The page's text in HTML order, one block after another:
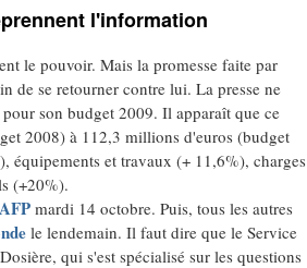
l'information
le pouvoir. Mais la promesse faite par
de se retourner contre lui. La presse ne
son budget 2009. Il apparaît que ce
2008) à 112,3 millions d'euros (budget
équipements et travaux (+ 11,6%), charges
(+20%).
AFP mardi 14 octobre. Puis, tous les autres
le lendemain. Il faut dire que le Service
qui s'est spécialisé sur les questions